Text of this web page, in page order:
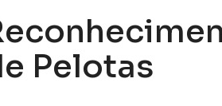
Pelotas